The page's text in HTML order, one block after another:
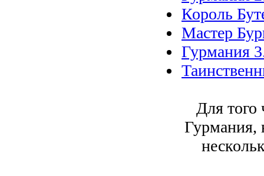
Король
Мастер
Гурмания
Для того
Гурмания,